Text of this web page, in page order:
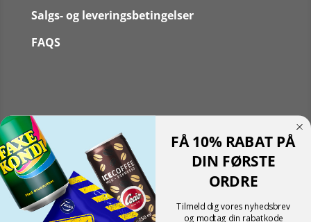
Salgs- og leveringsbetingelser
FAQS
Translate »
Powered by
Translate
Shopping cart0
Der er ingen produkter i kurven!
Fortsæt med at handle
FÅ 10% RABAT PÅ
DIN FØRSTE
ORDRE
Tilmeld dig vores nyhedsbrev
og modtag din rabatkode